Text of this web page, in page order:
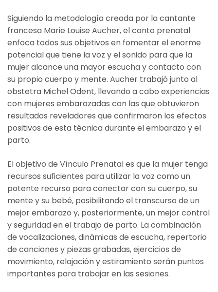
Siguiendo la metodología creada por la cantante
francesa Marie Louise Aucher, el canto prenatal
enfoca todos sus objetivos en fomentar el enorme
potencial que tiene la voz y el sonido para que la
mujer alcance una mayor escucha y contacto con
su propio cuerpo y mente. Aucher trabajó junto al
obstetra Michel Odent, llevando a cabo experiencias
con mujeres embarazadas con las que obtuvieron
resultados reveladores que confirmaron los efectos
positivos de esta técnica durante el embarazo y el
parto.
El objetivo de Vínculo Prenatal es que la mujer tenga
recursos suficientes para utilizar la voz como un
potente recurso para conectar con su cuerpo, su
mente y su bebé, posibilitando el transcurso de un
mejor embarazo y, posteriormente, un mejor control
y seguridad en el trabajo de parto. La combinación
de vocalizaciones, dinámicas de escucha, repertorio
de canciones y piezas grabadas, ejercicios de
movimiento, relajación y estiramiento serán puntos
importantes para trabajar en las sesiones.